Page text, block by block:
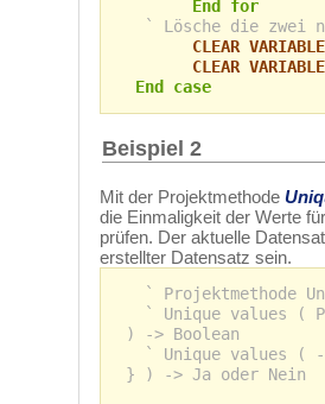
End for
` Lösche die zwei
CLEAR VARIABLE
CLEAR VARIABLE
End case
Beispiel 2
Mit der Projektmethode
die Einmaligkeit der Werte
prüfen. Der aktuelle
erstellter Datensatz sein.
` Projektmethode
` Unique values
) -> Boolean
` Unique values
} ) -> Ja oder Nein